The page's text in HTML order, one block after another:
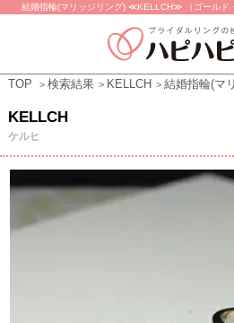
結婚指輪(マリッジリング) ≪KELLCH≫ （ゴールド
TOP 検索結果 KELLCH 結婚指輪(マ
KELLCH
ケルヒ